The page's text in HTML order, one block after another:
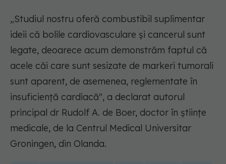
„Studiul nostru oferă combustibil suplimentar
ideii că bolile cardiovasculare și cancerul sunt
legate, deoarece acum demonstrăm faptul că
acele căi care sunt sesizate de markeri tumorali
sunt aparent, de asemenea, reglementate în
insuficiență cardiacă", a declarat autorul
principal dr Rudolf A. de Boer, doctor în științe
medicale, de la Centrul Medical Universitar
Groningen, din Olanda.